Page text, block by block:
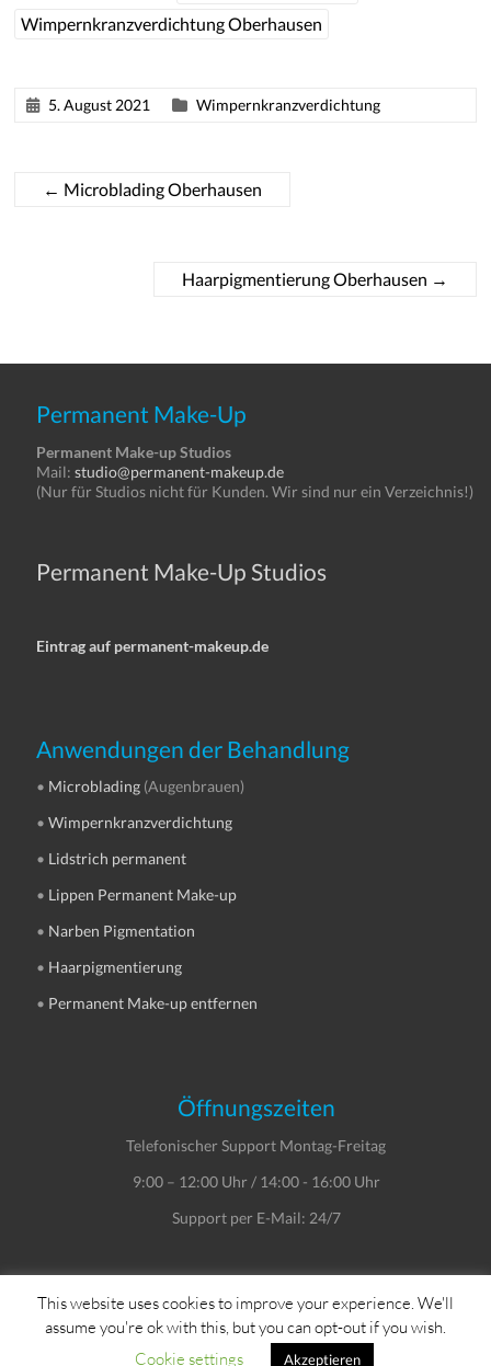
Wimpernkranzverdichtung Oberhausen
5. August 2021 Wimpernkranzverdichtung
← Microblading Oberhausen
Haarpigmentierung Oberhausen →
Permanent Make-Up
Permanent Make-up Studios
Mail:studio@permanent-makeup.de
(Nur für Studios nicht für Kunden. Wir sind nur ein Verzeichnis!)
Permanent Make-Up Studios
Eintrag auf permanent-makeup.de
Anwendungen der Behandlung
• Microblading (Augenbrauen)
•Wimpernkranzverdichtung
• Lidstrich permanent
• Lippen Permanent Make-up
• Narben Pigmentation
• Haarpigmentierung
• Permanent Make-up entfernen
Öffnungszeiten
Telefonischer Support Montag-Freitag
9:00 – 12:00 Uhr / 14:00 - 16:00 Uhr
Support per E-Mail: 24/7
Copyright © Dein Service GmbH
This website uses cookies to improve your experience. We'll
assume you're ok with this, but you can opt-out if you wish.
Cookie settings
Akzeptieren